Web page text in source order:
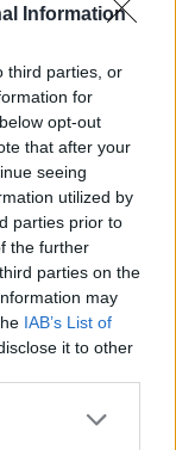
Information
third parties, or
for
opt-out
that after your
seeing
utilized by
parties prior to
the further
parties on the
may
IAB’s List of
it to other
Newsκαι
Instagram